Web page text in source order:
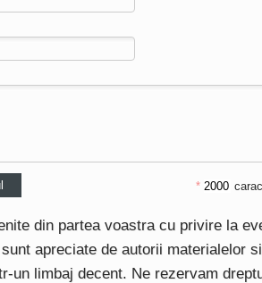
*
din partea voastra cu privire la
apreciate de autorii materialelor
un limbaj decent. Ne rezervam